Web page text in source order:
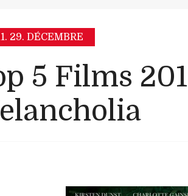
29. DÉCEMBRE
5 Films